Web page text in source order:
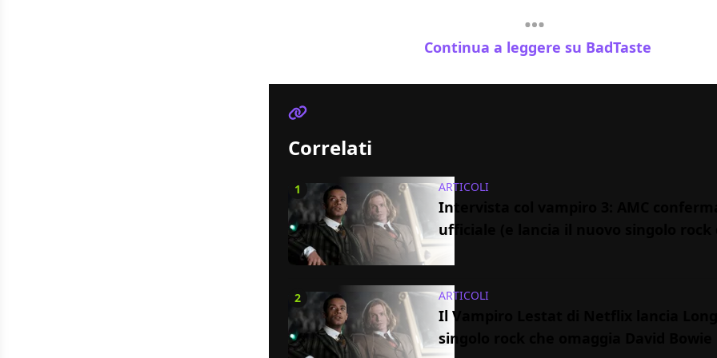
Continua a leggere su BadTaste
Correlati
1 ARTICOLI
Intervista col vampiro 3: AMC
ufficiale (e lancia il nuovo singolo rock
2 ARTICOLI
Il Vampiro Lestat di Netflix lancia Long
singolo rock che omaggia David Bowie